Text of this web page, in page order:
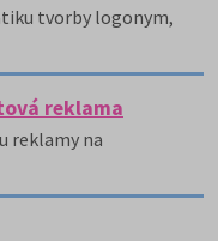
tvorby logonym,
reklama
reklamy na